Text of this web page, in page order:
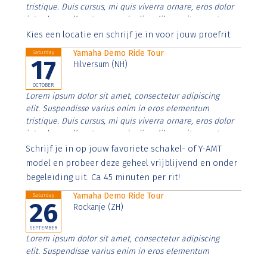
tristique. Duis cursus, mi quis viverra ornare, eros dolor
interdum nulla, ut commodo diam libero vitae erat.
Aenean faucibus nibh et justo cursus id rutrum lorem
Kies een locatie en schrijf je in voor jouw proefrit
Saturday
17
OCTOBER
Yamaha Demo Ride Tour
Hilversum (NH)
Lorem ipsum dolor sit amet, consectetur adipiscing
elit. Suspendisse varius enim in eros elementum
tristique. Duis cursus, mi quis viverra ornare, eros dolor
interdum nulla, ut commodo diam libero vitae erat.
Aenean faucibus nibh et justo cursus id rutrum lorem
imperdiet. Nunc ut sem vitae risus tristique posuere.
Schrijf je in op jouw favoriete schakel- of Y-AMT
model en probeer deze geheel vrijblijvend en onder
begeleiding uit. Ca 45 minuten per rit!
Saturday
26
SEPTEMBER
Yamaha Demo Ride Tour
Rockanje (ZH)
Lorem ipsum dolor sit amet, consectetur adipiscing
elit. Suspendisse varius enim in eros elementum